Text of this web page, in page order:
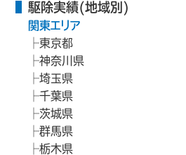
駆除実績(地域別)
関東エリア
東京都
神奈川県
埼玉県
千葉県
茨城県
群馬県
栃木県